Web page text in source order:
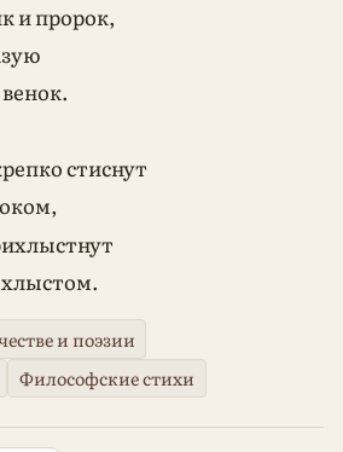
и пророк,
стиснут
и поэзии
Философские стихи